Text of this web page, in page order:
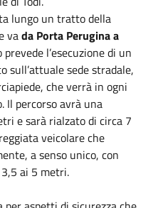
lungo un tratto della
vada Porta Perugina a
l’esecuzione di un
sull’attuale sede stradale,
che verrà in ogni
Il percorso avrà una
e sarà rialzato di circa 7
veicolare che
a senso unico, con
ai 5 metri.